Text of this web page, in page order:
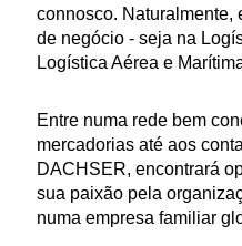
connosco. Naturalmente,
de negócio - seja na
Logística Aérea e
Entre numa rede bem
mercadorias até aos
DACHSER, encontrará
sua paixão pela
numa empresa familiar